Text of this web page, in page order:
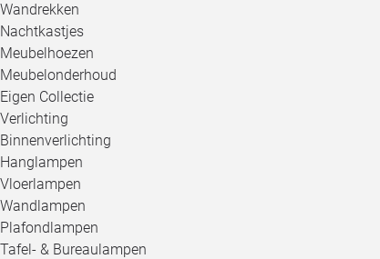
Wandrekken
Nachtkastjes
Meubelhoezen
Meubelonderhoud
Eigen Collectie
Verlichting
Binnenverlichting
Hanglampen
Vloerlampen
Wandlampen
Plafondlampen
Tafel- & Bureaulampen